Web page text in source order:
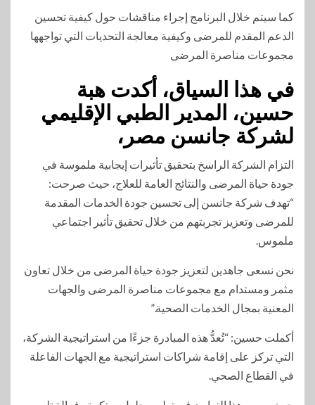
كما سيتم خلال البرنامج إجراء مناقشات حول كيفية تحسين
الدعم المقدم للمرضى وكيفية معالجة التحديات التي تواجهها
مجموعات مناصرة المرضى
في هذا السياق، أكدت هبة
حسين، المدير الطبي الإقليمي
لشركة جانسن مصر،
التزام الشركة الراسخ بتحقيق تأثيرات إيجابية ملموسة في
جودة حياة المرضى والنتائج العامة للعلاج، حيث صرحت:
“تهدف شركة جانسن إلى تحسين جودة الخدمات المقدمة
للمرضى وتعزيز تجربتهم من خلال تحقيق تأثير اجتماعي
ملموس.
نحن نسعى جاهدين لتعزيز جودة حياة المرضى من خلال تعاون
مثمر ومستدام مع مجموعات مناصرة المرضى والجهات
المعنية بمجال الخدمات الصحية.”
أكملت حسين: “تُعدُّ هذه المبادرة جزءًا من استراتيجية الشركة،
التي تركز على إقامة شراكات استراتيجية مع الجهات الفاعلة
في القطاع الصحي.